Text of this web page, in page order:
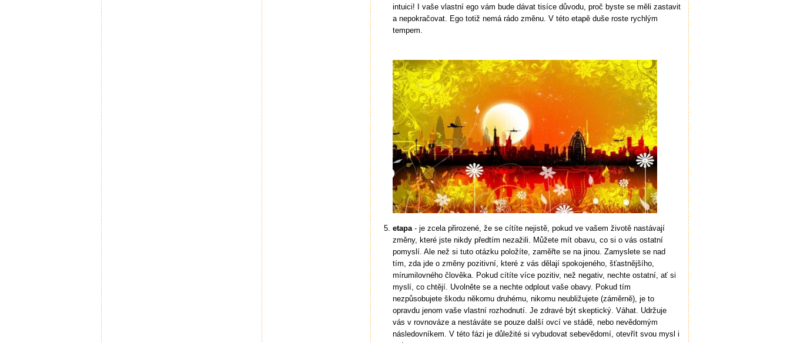
intuici! I vaše vlastní ego vám bude dávat tisíce důvodu, proč byste se měli zastavit
a nepokračovat. Ego totiž nemá rádo změnu. V této etapě duše roste rychlým
tempem.
etapa - je zcela přirozené, že se cítíte nejistě, pokud ve vašem životě nastávají
změny, které jste nikdy předtím nezažili. Můžete mít obavu, co si o vás ostatní
pomyslí. Ale než si tuto otázku položíte, zaměřte se na jinou. Zamyslete se nad
tím, zda jde o změny pozitivní, které z vás dělají spokojeného, šťastnějšího,
mírumilovného člověka. Pokud cítíte více pozitiv, než negativ, nechte ostatní, ať si
myslí, co chtějí. Uvolněte se a nechte odplout vaše obavy. Pokud tím
nezpůsobujete škodu někomu druhému, nikomu neubližujete (záměrně), je to
opravdu jenom vaše vlastní rozhodnutí. Je zdravé být skeptický. Váhat. Udržuje
vás v rovnováze a nestáváte se pouze další ovcí ve stádě, nebo nevědomým
následovníkem. V této fázi je důležité si vybudovat sebevědomí, otevřít svou mysl i